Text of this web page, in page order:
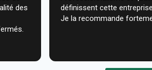
des
définissent cette
Je la recommande